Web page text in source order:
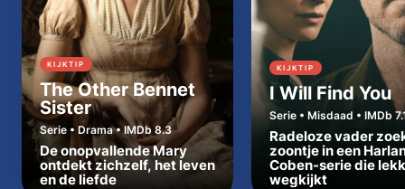
KIJKTIP
The Other Bennet
Sister
Serie • Drama • IMDb 8.3
De onopvallende Mary
ontdekt zichzelf, het leven
en de liefde
KIJKTIP
I Will Find You
Serie • Misdaad • IMDb
Radeloze vader
zoontje in een
Coben-serie die
wegkijkt